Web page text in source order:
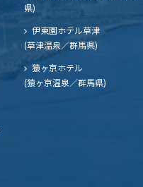
県)
伊東園ホテル草津
(草津温泉／群馬県)
猿ヶ京ホテル
(猿ヶ京温泉／群馬県)